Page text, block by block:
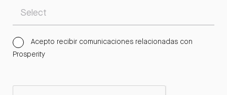
Acepto recibir comunicaciones relacionadas con
Prosperity